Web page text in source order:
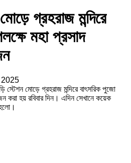
গ্রহরাজ মন্দিরে
মহা প্রসাদ
স্টেশন মোড়ে গ্রহরাজ মন্দিরে বাৎসরিক পুজো
করা হয় রবিবার দিন। এদিন সেখানে কয়েক